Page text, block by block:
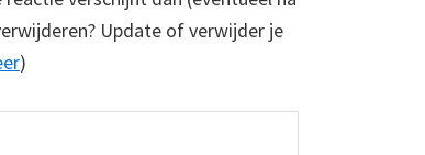
Update of verwijder je
)